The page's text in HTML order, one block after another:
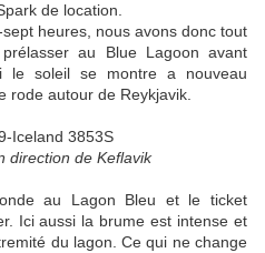
de location.
heures, nous avons donc tout
au Blue Lagoon avant
le soleil se montre a nouveau
rode autour de Reykjavik.
direction de Keflavik
au Lagon Bleu et le ticket
Ici aussi la brume est intense et
du lagon. Ce qui ne change